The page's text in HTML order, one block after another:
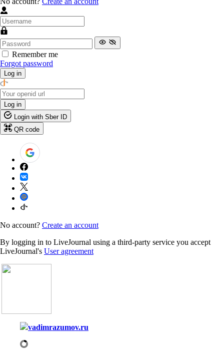
Remember me
Forgot password
Log in
Log in
Login with Sber ID
QR code
No account? Create an account
By logging in to LiveJournal using a third-party service you accept
LiveJournal's User agreement
vadimrazumov.ru